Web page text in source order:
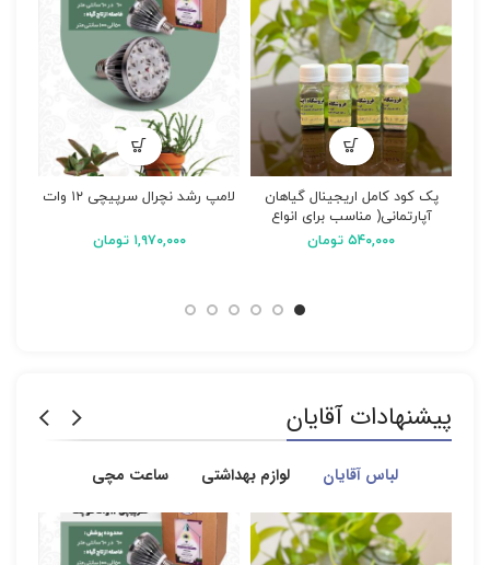
پک کود کامل اریجینال گیاهان
آپارتمانی( مناسب برای انواع
گیاهان آپارتمانی)
۵۴۰,۰۰۰ تومان
لامپ رشد نچرال سرپیچی ۱۲ وات
۱,۹۷۰,۰۰۰ تومان
پیشنهادات آقایان
لباس آقایان لوازم بهداشتی ساعت مچی